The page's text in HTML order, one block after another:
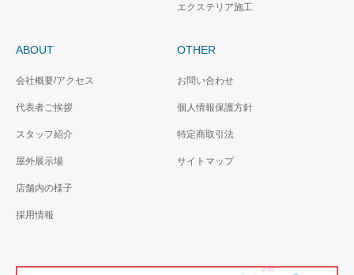
エクステリア施工
ABOUT
会社概要/アクセス
代表者ご挨拶
スタッフ紹介
屋外展示場
店舗内の様子
採用情報
OTHER
お問い合わせ
個人情報保護方針
特定商取引法
サイトマップ